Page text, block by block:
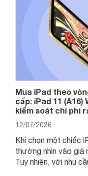
Mua iPad theo
cấp: iPad 11 (A16)
kiểm soát chi phí
12/07/2026
Khi chọn một chiếc
thường nhìn vào
Tuy nhiên, với nhu